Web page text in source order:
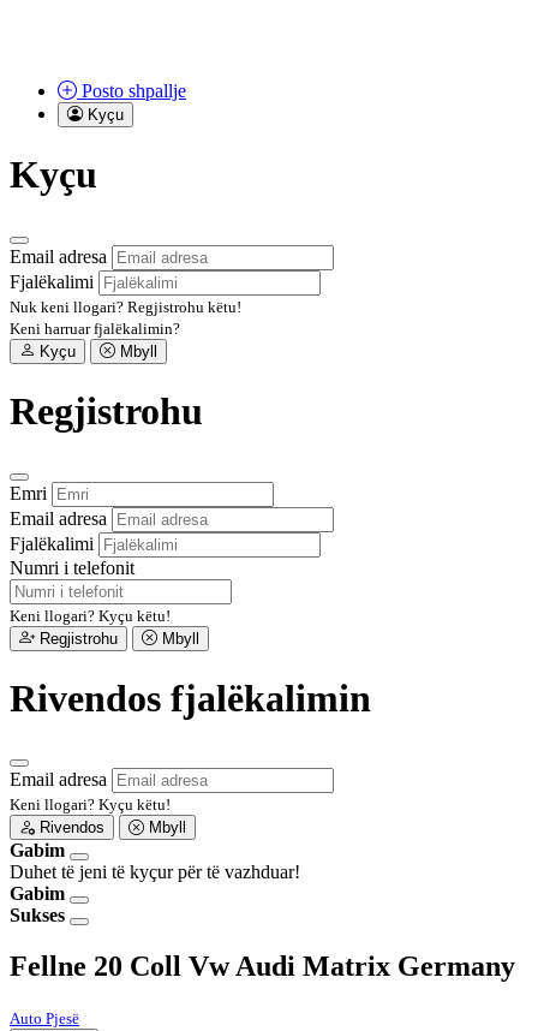
Posto shpallje
Kyçu
Kyçu
Email adresa
Fjalëkalimi
Nuk keni llogari? Regjistrohu këtu!
Keni harruar fjalëkalimin?
Kyçu
Mbyll
Regjistrohu
Emri
Email adresa
Fjalëkalimi
Numri i telefonit
Keni llogari? Kyçu këtu!
Regjistrohu
Mbyll
Rivendos fjalëkalimin
Email adresa
Keni llogari? Kyçu këtu!
Rivendos
Mbyll
Gabim
Duhet të jeni të kyçur për të vazhduar!
Gabim
Sukses
Fellne 20 Coll Vw Audi Matrix Germany
Auto Pjesë